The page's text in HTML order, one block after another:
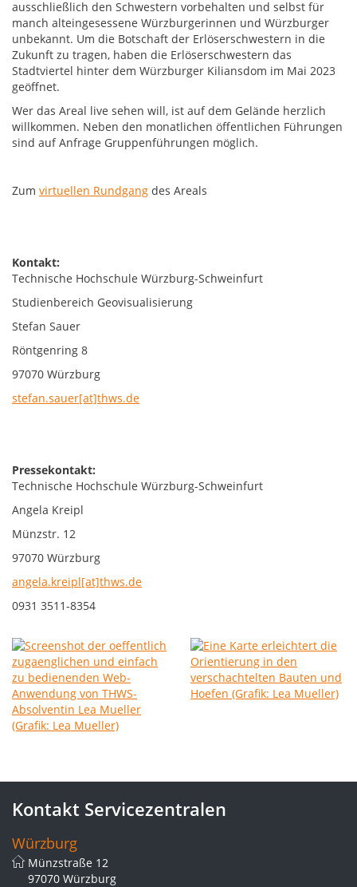
ausschließlich den Schwestern vorbehalten und selbst für
manch alteingesessene Würzburgerinnen und Würzburger
unbekannt. Um die Botschaft der Erlöserschwestern in die
Zukunft zu tragen, haben die Erlöserschwestern das
Stadtviertel hinter dem Würzburger Kiliansdom im Mai 2023
geöffnet.
Wer das Areal live sehen will, ist auf dem Gelände herzlich
willkommen. Neben den monatlichen öffentlichen Führungen
sind auf Anfrage Gruppenführungen möglich.
Zum virtuellen Rundgang des Areals
Kontakt:
Technische Hochschule Würzburg-Schweinfurt
Studienbereich Geovisualisierung
Stefan Sauer
Röntgenring 8
97070 Würzburg
stefan.sauer[at]thws.de
Pressekontakt:
Technische Hochschule Würzburg-Schweinfurt
Angela Kreipl
Münzstr. 12
97070 Würzburg
angela.kreipl[at]thws.de
0931 3511-8354
Kontakt Servicezentralen
Würzburg
Münzstraße 12
97070 Würzburg